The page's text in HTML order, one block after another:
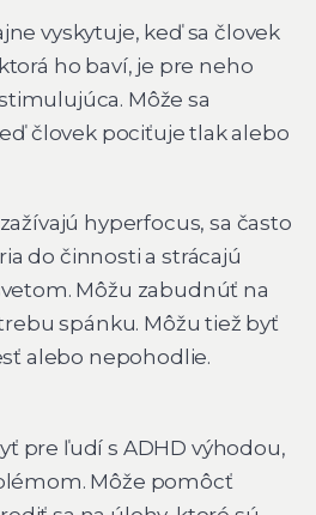
vyskytuje, keď sa človek
ho baví, je pre neho
Môže sa
človek pociťuje tlak alebo
hyperfocus, sa často
do činnosti a strácajú
Môžu zabudnúť na
spánku. Môžu tiež byť
alebo nepohodlie.
pre ľudí s ADHD výhodou,
Môže pomôcť